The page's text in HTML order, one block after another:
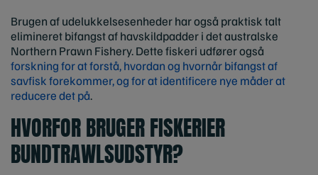
Brugen af udelukkelsesenheder har også praktisk talt
elimineret bifangst af havskildpadder i det australske
Northern Prawn Fishery. Dette fiskeri udfører også
forskning for at forstå, hvordan og hvornår bifangst af
savfisk forekommer, og for at identificere nye måder at
reducere det på.
HVORFOR BRUGER FISKERIER
BUNDTRAWLSUDSTYR?